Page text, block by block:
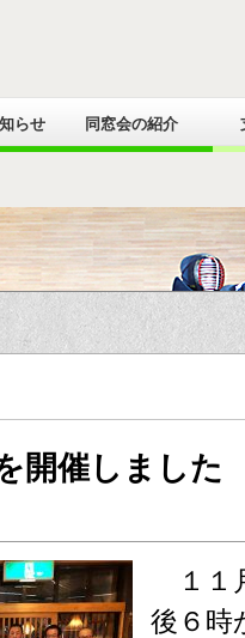
らせ 同窓会の紹介
開催しました
１１
後６時